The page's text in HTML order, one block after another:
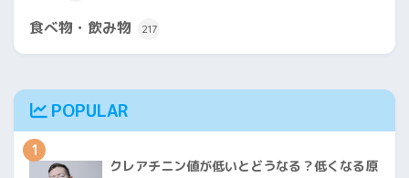
食べ物・飲み物 217
POPULAR
1
クレアチニン値が低いとどうなる？低くなる原